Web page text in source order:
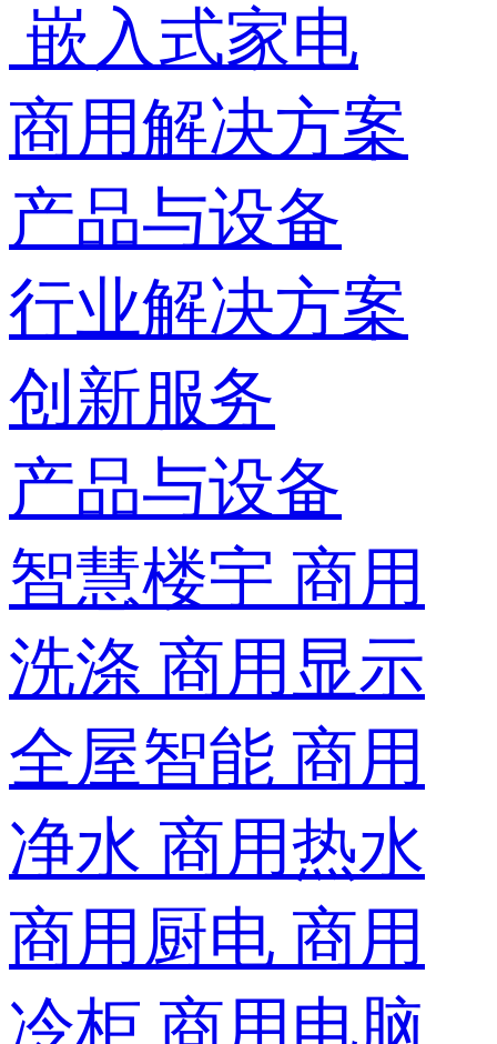
嵌入式家电
商用解决方案
产品与设备
行业解决方案
创新服务
产品与设备
智慧楼宇 商用
洗涤 商用显示
全屋智能 商用
净水 商用热水
商用厨电 商用
冷柜 商用电脑